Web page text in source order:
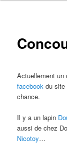
Actuellement un
facebook du site
chance.
Il y a un lapin
aussi de chez
Nicotoy…